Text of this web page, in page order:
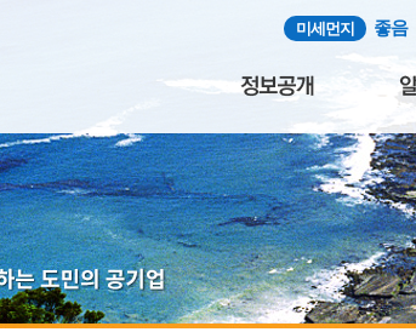
미세먼지 좋음